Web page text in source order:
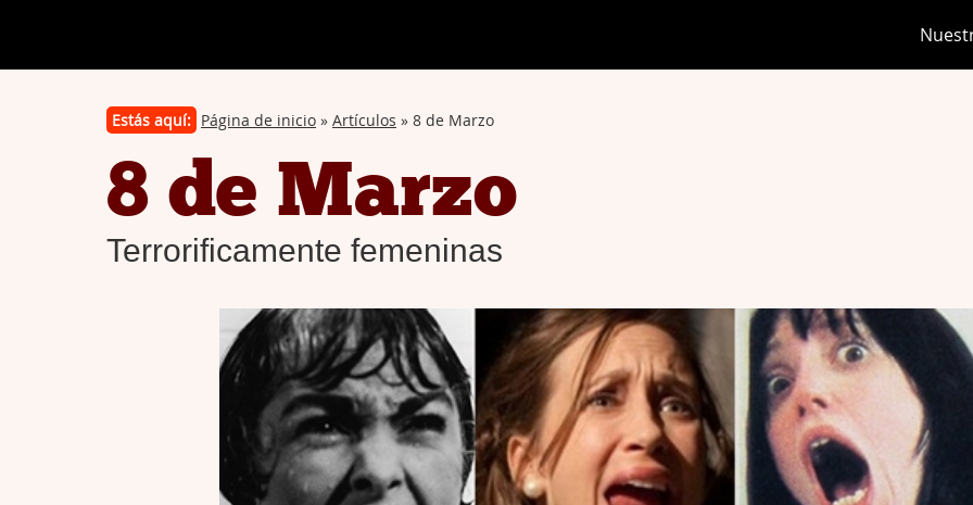
Estás aquí: Página de inicio » Artículos » 8 de Marzo
8 de Marzo
Terrorificamente femeninas